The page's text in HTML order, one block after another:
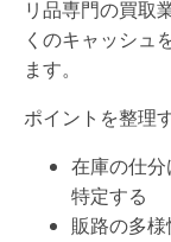
リ品専門の買取
くのキャッシュ
ます。
ポイントを整理
在庫の仕
特定する
販路の多